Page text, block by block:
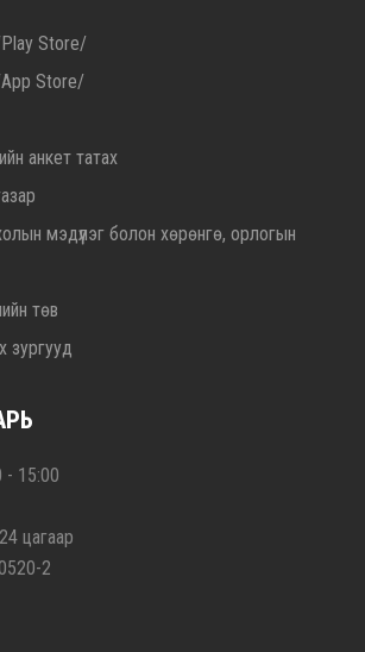
Store/
Store/
анкет татах
мэдүүлэг болон хөрөнгө, орлогын
төв
зургууд
- 15:00
цагаар
2